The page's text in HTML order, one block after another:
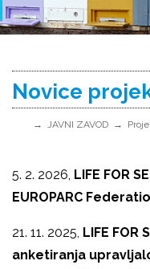
Novice
JAVNI ZAVOD
5. 2. 2026, LIFE FOR
EUROPARC
21. 11. 2025, LIFE FOR
anketiranja